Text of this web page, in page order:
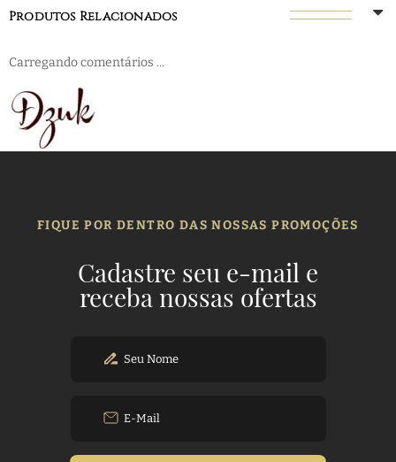
Produtos Relacionados
Carregando comentários ...
FIQUE POR DENTRO DAS NOSSAS PROMOÇÕES
Cadastre seu e-mail e
receba nossas ofertas